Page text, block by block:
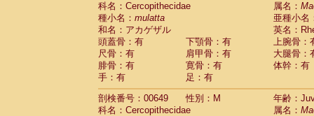
科名：Cercopithecidae
属名：
種小名： mulatta
亜種小名
和名：アカゲザル
英名：
頭蓋骨：有
下顎骨：有
上腕骨：
尺骨：有
肩甲骨：有
大腿骨：
腓骨：有
寛骨：有
体幹：有
手：有
足：有
剖検番号：00649
性別：M
年齢：
科名：Cercopithecidae
属名：